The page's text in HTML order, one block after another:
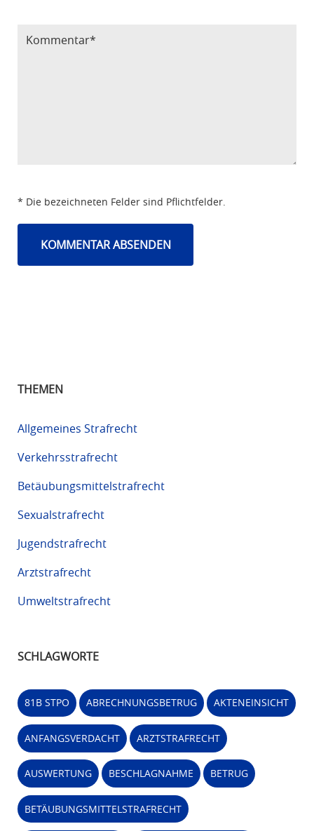
* Die bezeichneten Felder sind Pflichtfelder.
THEMEN
Allgemeines Strafrecht
Verkehrsstrafrecht
Betäubungsmittelstrafrecht
Sexualstrafrecht
Jugendstrafrecht
Arztstrafrecht
Umweltstrafrecht
SCHLAGWORTE
81B STPO ABRECHNUNGSBETRUG AKTENEINSICHT
ANFANGSVERDACHT ARZTSTRAFRECHT
AUSWERTUNG BESCHLAGNAHME BETRUG
BETÄUBUNGSMITTELSTRAFRECHT